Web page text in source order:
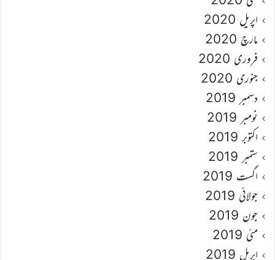
اپریل 2020
مارچ 2020
فروری 2020
جنوری 2020
دسمبر 2019
نومبر 2019
اکتوبر 2019
ستمبر 2019
اگست 2019
جولائی 2019
جون 2019
مئی 2019
اپریل 2019